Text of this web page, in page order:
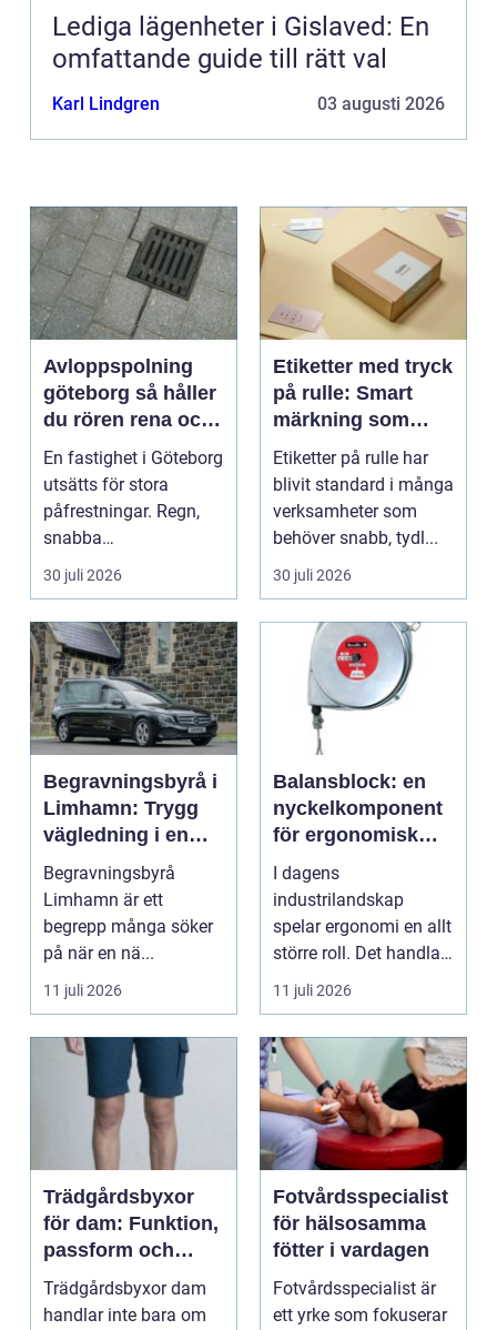
Lediga lägenheter i Gislaved: En
omfattande guide till rätt val
Karl Lindgren 03 augusti 2026
Avloppspolning
göteborg så håller
du rören rena och
trygga året runt
En fastighet i Göteborg
utsätts för stora
påfrestningar. Regn,
snabba
temperaturväxlingar
och äldre ...
30 juli 2026
Etiketter med tryck
på rulle: Smart
märkning som
stärker både flöde
och varumärke
Etiketter på rulle har
blivit standard i många
verksamheter som
behöver snabb, tydl...
30 juli 2026
Begravningsbyrå i
Limhamn: Trygg
vägledning i en
svår tid
Begravningsbyrå
Limhamn är ett
begrepp många söker
på när en nä...
11 juli 2026
Balansblock: en
nyckelkomponent
för ergonomisk
effektivitet
I dagens
industrilandskap
spelar ergonomi en allt
större roll. Det handlar
inte bara om att skapa
en...
11 juli 2026
Trädgårdsbyxor
för dam: Funktion,
passform och
hållbar stil i
rabatten
Trädgårdsbyxor dam
handlar inte bara om
Fotvårdsspecialist
för hälsosamma
fötter i vardagen
Fotvårdsspecialist är
ett yrke som fokuserar